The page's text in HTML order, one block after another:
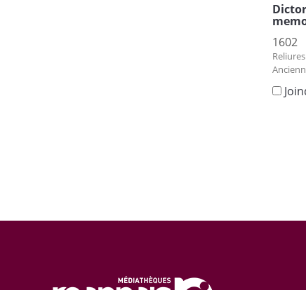
1602